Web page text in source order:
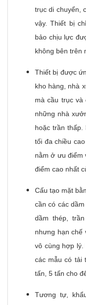
trục di chuyển,
vậy. Thiết bị
bảo chịu lực
không bên trên
Thiết bị được
kho hàng, nhà
mà cầu trục và
những nhà
hoặc trần
tối đa chiều
nằm ở ưu điểm
điểm cao nhất
Cấu tạo mặt
cần có các
dầm thép,
nhưng hạn chế
vô cùng hợp lý.
các mẫu có tải
tấn, 5 tấn cho
Tương tự,